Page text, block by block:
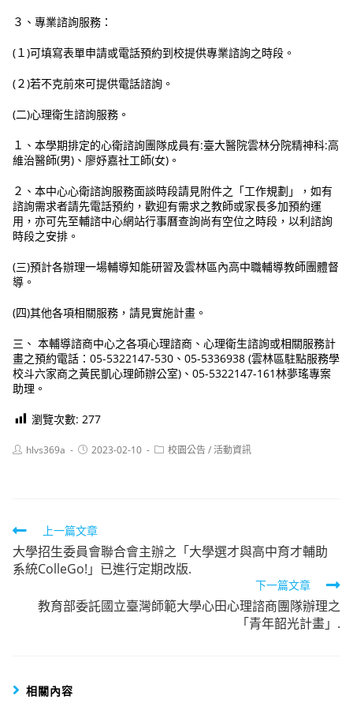
３、專業諮詢服務：
(１)可填寫表單申請或電話預約到校提供專業諮詢之時段。
(２)若不克前來可提供電話諮詢。
(二)心理衛生諮詢服務。
１、本學期排定的心衛諮詢團隊成員有:臺大醫院雲林分院精神科:高
維治醫師(男)、廖妤嘉社工師(女)。
２、本中心心衛諮詢服務面談時段請見附件之「工作規劃」，如有
諮詢需求者請先電話預約，歡迎有需求之教師或家長多加預約運
用，亦可先至輔諮中心網站行事曆查詢尚有空位之時段，以利諮詢
時段之安排。
(三)預計各辦理一場輔導知能研習及雲林區內高中職輔導教師團體督
導。
(四)其他各項相關服務，請見實施計畫。
三、 本輔導諮商中心之各項心理諮商、心理衛生諮詢或相關服務計
畫之預約電話：05-5322147-530、05-5336938 (雲林區駐點服務學
校斗六家商之黃民凱心理師辦公室)、05-5322147-161林夢瑤專案
助理。
瀏覽次數: 277
Posthlvs369a
Post2023-02-10
Post校園公告/活動資訊
Read
more
articles
上一篇文章
大學招生委員會聯合會主辦之「大學選才與高中育才輔助
系統ColleGo!」已進行定期改版.
下一篇文章
教育部委託國立臺灣師範大學心田心理諮商團隊辦理之
「青年韶光計畫」.
相關內容